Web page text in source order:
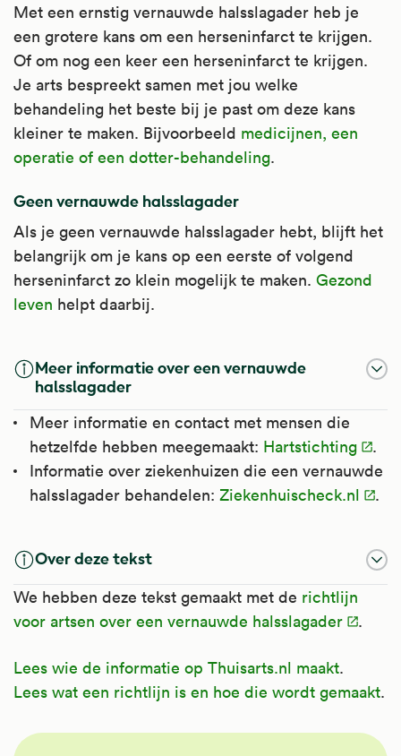
Met een ernstig vernauwde halsslagader heb je
een grotere kans om een herseninfarct te krijgen.
Of om nog een keer een herseninfarct te krijgen.
Je arts bespreekt samen met jou welke
behandeling het beste bij je past om deze kans
kleiner te maken. Bijvoorbeeld medicijnen, een
operatie of een dotter-behandeling.
Geen vernauwde halsslagader
Als je geen vernauwde halsslagader hebt, blijft het
belangrijk om je kans op een eerste of volgend
herseninfarct zo klein mogelijk te maken. Gezond
leven helpt daarbij.
Meer informatie over een vernauwde
halsslagader
Meer informatie en contact met mensen die
hetzelfde hebben meegemaakt: Hartstichting
.
Informatie over ziekenhuizen die een vernauwde
halsslagader behandelen: Ziekenhuischeck.nl .
Over deze tekst
We hebben deze tekst gemaakt met de richtlijn
voor artsen over een vernauwde halsslagader
.
Lees wie de informatie op Thuisarts.nl maakt.
Lees wat een richtlijn is en hoe die wordt gemaakt.
FMS